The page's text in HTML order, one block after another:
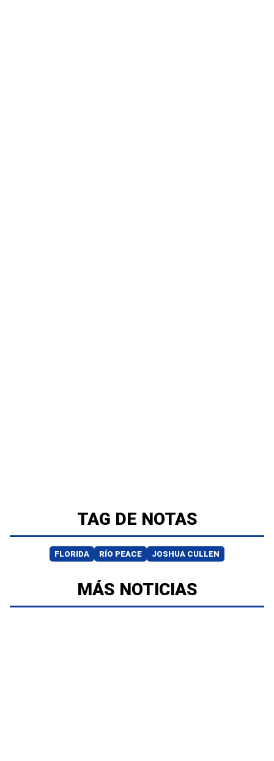
TAG DE NOTAS
FLORIDA RÍO PEACE JOSHUA CULLEN
MÁS NOTICIAS